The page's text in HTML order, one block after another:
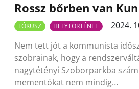
Rossz bőrben van
FÓKUSZ HELYTÖRTÉNET
2024.
Nem tett jót a kommunista
szobrainak, hogy a
nagytétényi Szoborparkba
mementókat nem mindig…